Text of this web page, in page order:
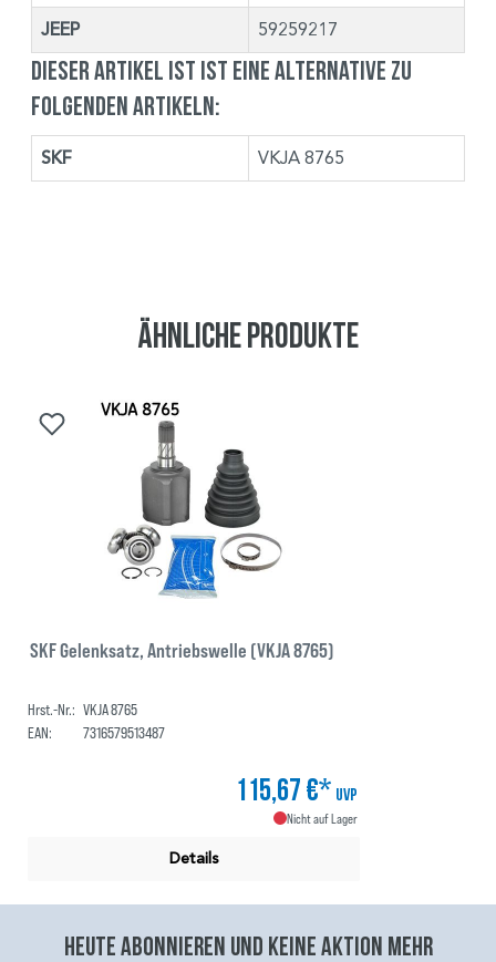
JEEP 59259217
Dieser Artikel ist ist eine Alternative zu
folgenden Artikeln:
SKF VKJA 8765
Ähnliche Produkte
SKF Gelenksatz, Antriebswelle (VKJA 8765)
Hrst.-Nr.: VKJA 8765
EAN:
7316579513487
115,67 €* UVP
Nicht auf Lager
Details
Heute abonnieren und keine aktion mehr